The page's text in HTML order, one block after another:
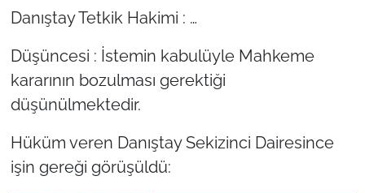
Danıştay Tetkik Hakimi : …
Düşüncesi : İstemin kabulüyle Mahkeme
kararının bozulması gerektiği
düşünülmektedir.
Hüküm veren Danıştay Sekizinci Dairesince
işin gereği görüşüldü: